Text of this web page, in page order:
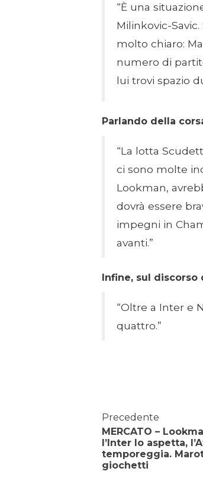
“È una
Milinkovic-
molto chiaro:
numero di
lui trovi spazio
Parlando della
“La lotta
ci sono molte
Lookman,
dovrà essere
impegni in
avanti.”
Infine, sul
“Oltre a Inter e
quattro.”
Precedente
MERCATO –
l’Inter lo aspetta,
temporeggia.
giochetti